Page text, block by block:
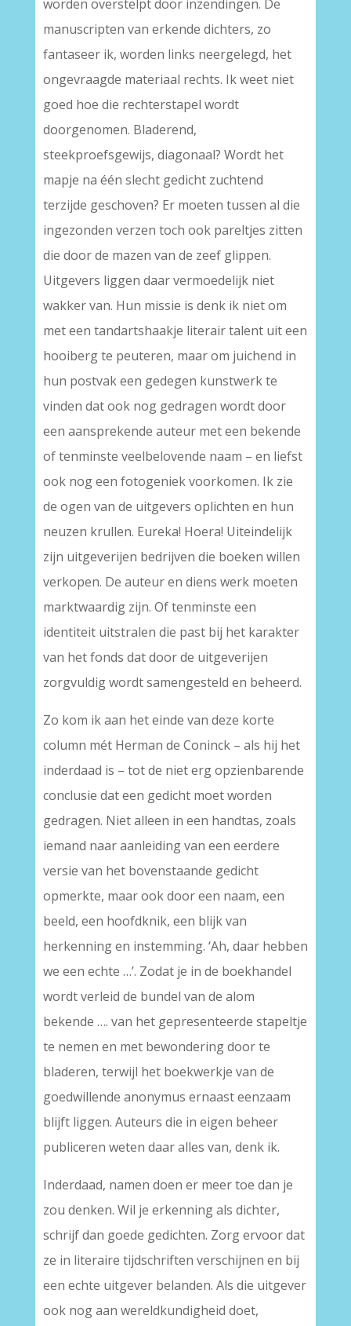
worden overstelpt door inzendingen. De
manuscripten van erkende dichters, zo
fantaseer ik, worden links neergelegd, het
ongevraagde materiaal rechts. Ik weet niet
goed hoe die rechterstapel wordt
doorgenomen. Bladerend,
steekproefsgewijs, diagonaal? Wordt het
mapje na één slecht gedicht zuchtend
terzijde geschoven? Er moeten tussen al die
ingezonden verzen toch ook pareltjes zitten
die door de mazen van de zeef glippen.
Uitgevers liggen daar vermoedelijk niet
wakker van. Hun missie is denk ik niet om
met een tandartshaakje literair talent uit een
hooiberg te peuteren, maar om juichend in
hun postvak een gedegen kunstwerk te
vinden dat ook nog gedragen wordt door
een aansprekende auteur met een bekende
of tenminste veelbelovende naam – en liefst
ook nog een fotogeniek voorkomen. Ik zie
de ogen van de uitgevers oplichten en hun
neuzen krullen. Eureka! Hoera! Uiteindelijk
zijn uitgeverijen bedrijven die boeken willen
verkopen. De auteur en diens werk moeten
marktwaardig zijn. Of tenminste een
identiteit uitstralen die past bij het karakter
van het fonds dat door de uitgeverijen
zorgvuldig wordt samengesteld en beheerd.
Zo kom ik aan het einde van deze korte
column mét Herman de Coninck – als hij het
inderdaad is – tot de niet erg opzienbarende
conclusie dat een gedicht moet worden
gedragen. Niet alleen in een handtas, zoals
iemand naar aanleiding van een eerdere
versie van het bovenstaande gedicht
opmerkte, maar ook door een naam, een
beeld, een hoofdknik, een blijk van
herkenning en instemming. ‘Ah, daar hebben
we een echte …’. Zodat je in de boekhandel
wordt verleid de bundel van de alom
bekende …. van het gepresenteerde stapeltje
te nemen en met bewondering door te
bladeren, terwijl het boekwerkje van de
goedwillende anonymus ernaast eenzaam
blijft liggen. Auteurs die in eigen beheer
publiceren weten daar alles van, denk ik.
Inderdaad, namen doen er meer toe dan je
zou denken. Wil je erkenning als dichter,
schrijf dan goede gedichten. Zorg ervoor dat
ze in literaire tijdschriften verschijnen en bij
een echte uitgever belanden. Als die uitgever
ook nog aan wereldkundigheid doet,